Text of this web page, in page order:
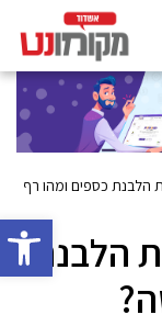
פתח
הלבנת כספים ומהו רף
הלבנת